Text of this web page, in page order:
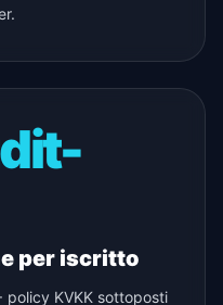
per iscritto
policy KVKK sottoposti